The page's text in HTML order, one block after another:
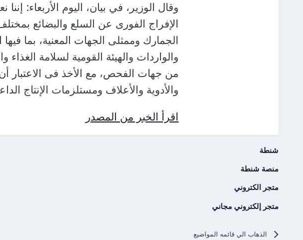
وقال الوزير، في بيان، اليوم الأربعاء:
الإفراج الفورى عن السلع والبضائع
الجمارك وممثلى الجهات المعنية، بما فيها
والواردات والهيئة القومية لسلامة
من جهات الفحص، مع الأخذ فى الاعتبار أن
والأدوية والأعلاف ومستلزمات الإنتاج
اقرأ الخبر من المصدر
شنطة
منصة شنطة
متجر الكتروني
متجر إلكتروني مجاني
الذهاب الي قائمه المواضيع